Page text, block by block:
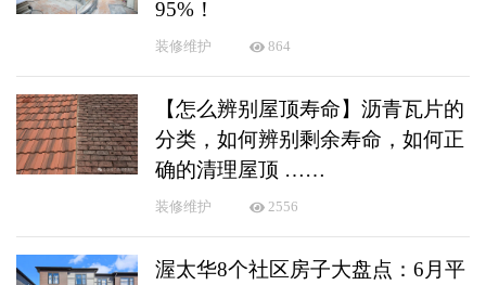
95%！
装修维护 864
【怎么辨别屋顶寿命】沥青瓦片的
分类，如何辨别剩余寿命，如何正
确的清理屋顶 ……
装修维护 2556
渥太华8个社区房子大盘点：6月平